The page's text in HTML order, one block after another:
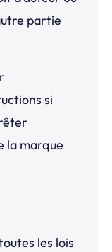
partie
si
la marque
les lois